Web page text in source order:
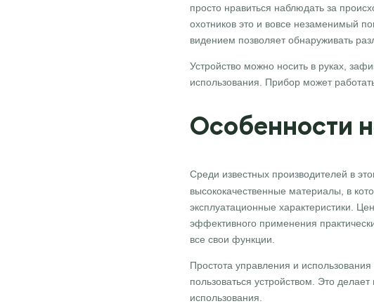
просто нравиться наблюдать за
охотников это и вовсе незаменимый
видением позволяет обнаруживать
Устройство можно носить в руках,
использования. Прибор может
Особенности
Среди известных производителей в
высококачественные материалы, в
эксплуатационные характеристики.
эффективного применения
все свои функции.
Простота управления и
пользоваться устройством. Это
использования.